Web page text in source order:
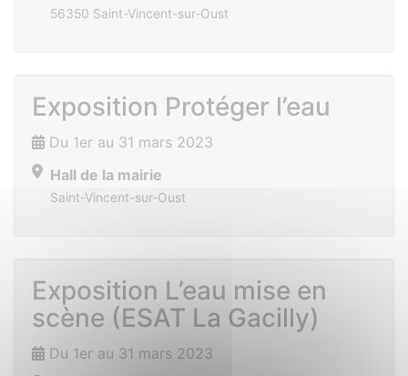
56350 Saint-Vincent-sur-Oust
Exposition Protéger l’eau
Du 1er au 31 mars 2023
Hall de la mairie
Saint-Vincent-sur-Oust
Exposition L’eau mise en
scène (ESAT La Gacilly)
Du 1er au 31 mars 2023